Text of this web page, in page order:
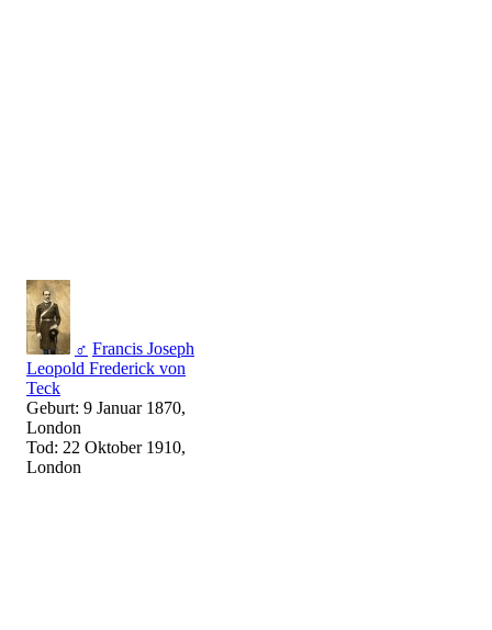
♂ Francis Joseph
Leopold Frederick von
Teck
Geburt: 9 Januar 1870,
London
Tod: 22 Oktober 1910,
London